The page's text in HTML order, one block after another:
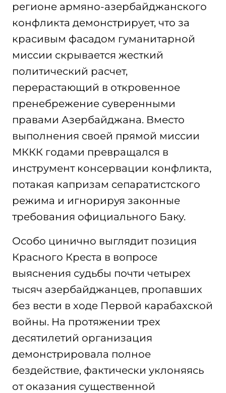
регионе армяно-азербайджанского
конфликта демонстрирует, что за
красивым фасадом гуманитарной
миссии скрывается жесткий
политический расчет,
перерастающий в откровенное
пренебрежение суверенными
правами Азербайджана. Вместо
выполнения своей прямой миссии
МККК годами превращался в
инструмент консервации конфликта,
потакая капризам сепаратистского
режима и игнорируя законные
требования официального Баку.
Особо цинично выглядит позиция
Красного Креста в вопросе
выяснения судьбы почти четырех
тысяч азербайджанцев, пропавших
без вести в ходе Первой карабахской
войны. На протяжении трех
десятилетий организация
демонстрировала полное
бездействие, фактически уклоняясь
от оказания существенной